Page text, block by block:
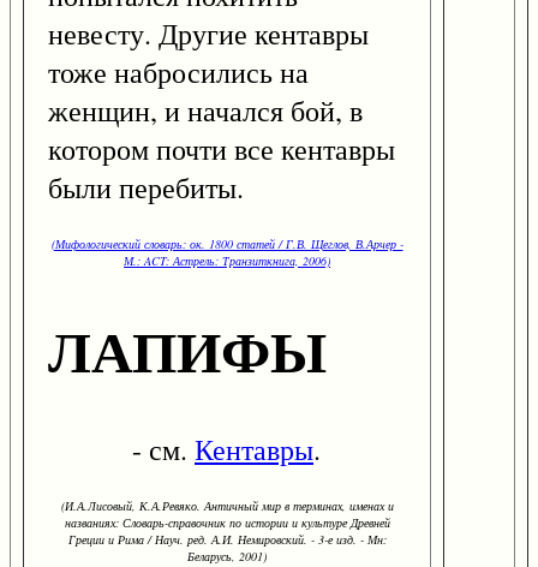
невесту. Другие кентавры
тоже набросились на
женщин, и начался бой, в
котором почти все кентавры
были перебиты.
(Мифологический словарь: ок. 1800 статей / Г.В. Щеглов, В.Арчер -
М.: ACT: Астрель: Транзиткнига, 2006)
ЛАПИФЫ
- см. Кентавры.
(И.А.Лисовый, К.А.Ревяко. Античный мир в терминах, именах и
названиях: Словарь-справочник по истории и культуре Древней
Греции и Рима / Науч. ред. А.И. Немировский. - 3-е изд. - Мн:
Беларусь, 2001)